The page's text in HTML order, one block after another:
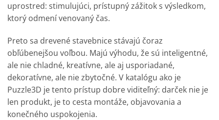
uprostred: stimulujúci, prístupný zážitok s výsledkom,
ktorý odmení venovaný čas.
Preto sa drevené stavebnice stávajú čoraz
obľúbenejšou voľbou. Majú výhodu, že sú inteligentné,
ale nie chladné, kreatívne, ale aj usporiadané,
dekoratívne, ale nie zbytočné. V katalógu ako je
Puzzle3D je tento prístup dobre viditeľný: darček nie je
len produkt, je to cesta montáže, objavovania a
konečného uspokojenia.